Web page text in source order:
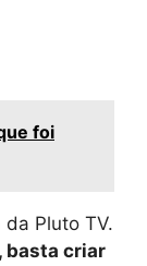
foi
Pluto TV.
basta criar